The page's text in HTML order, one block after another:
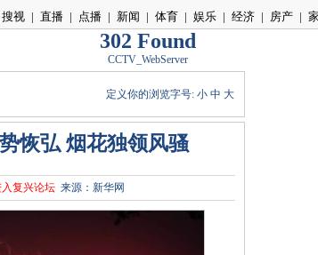
搜视 | 直播 | 点播 | 新闻 | 体育 | 娱乐 | 经济 | 房产 |
302 Found
CCTV_WebServer
定义你的浏览字号: 小 中 大
恢弘 烟花独领风骚
复兴论坛 来源：新华网